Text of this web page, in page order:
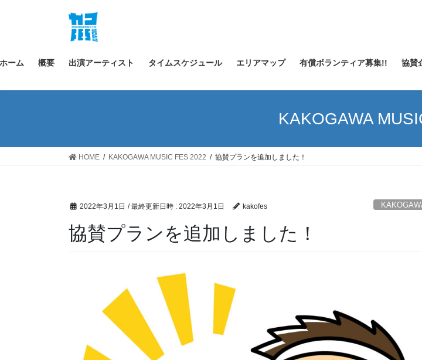
ツ
ス
シ
ン
ホーム 概要 出演アーティスト タイムスケジュール エリアマップ 有償ボランティア募集!! 協賛
KAKOGAWA
HOME KAKOGAWA MUSIC FES 2022 協賛プランを追加しました！
2022年3月1日 / 最終更新日時 : 2022年3月1日 kakofes
協賛プランを追加しました！